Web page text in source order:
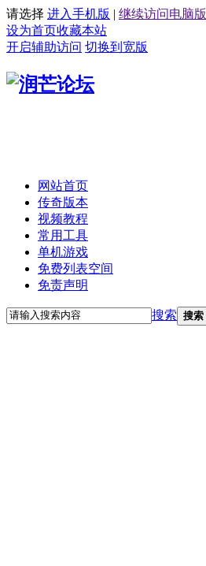
请选择 进入手机版 | 继续访问电脑版
设为首页收藏本站
开启辅助访问 切换到宽版
网站首页
传奇版本
视频教程
常用工具
单机游戏
免费列表空间
免责声明
搜索 搜索